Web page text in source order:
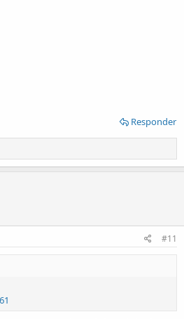
Responder
#11